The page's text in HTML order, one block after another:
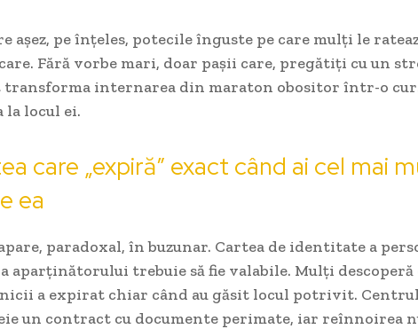
așez, pe înțeles, potecile înguste pe care mulți le
Fără vorbe mari, doar pașii care, pregătiți cu un
transforma internarea din maraton obositor într-o
la locul ei.
care „expiră” exact când ai cel mai
ea
paradoxal, în buzunar. Cartea de identitate a
aparținătorului trebuie să fie valabile. Mulți descoperă
a expirat chiar când au găsit locul potrivit.
un contract cu documente perimate, iar reînnoirea